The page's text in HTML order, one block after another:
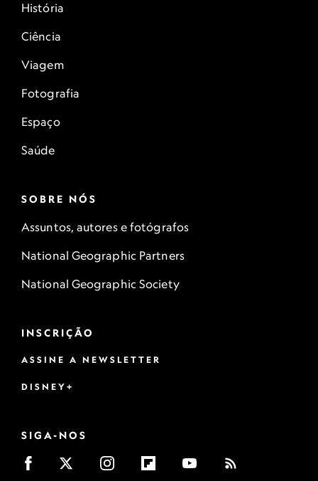
História
Ciência
Viagem
Fotografia
Espaço
Saúde
SOBRE NÓS
Assuntos, autores e fotógrafos
National Geographic Partners
National Geographic Society
INSCRIÇÃO
ASSINE A NEWSLETTER
DISNEY+
SIGA-NOS